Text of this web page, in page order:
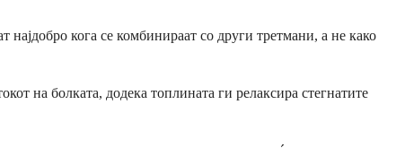
кога се комбинираат со други третмани, а не како
на болката, додека топлината ги релаксира стегнатите